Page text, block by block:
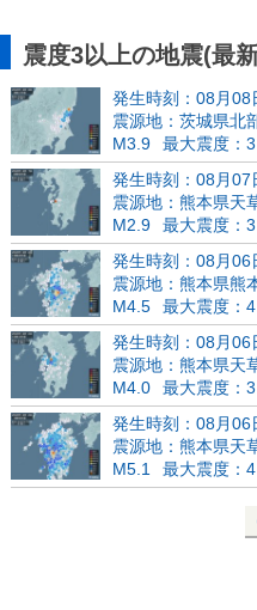
震度3以上の地震(最
発生時刻：08月08
震源地：茨城県北
M3.9
最大震度：3
発生時刻：08月07
震源地：熊本県天
M2.9
最大震度：3
発生時刻：08月06
震源地：熊本県熊
M4.5
最大震度：4
発生時刻：08月06
震源地：熊本県天
M4.0
最大震度：3
発生時刻：08月06
震源地：熊本県天
M5.1
最大震度：4